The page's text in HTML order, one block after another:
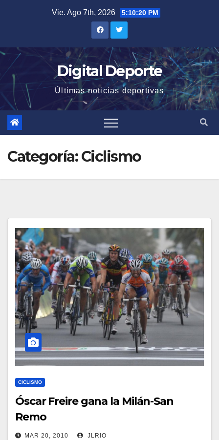
Vie. Ago 7th, 2026 5:10:21 PM
Digital Deporte
Últimas noticias deportivas
Categoría:Ciclismo
CICLISMO
Óscar Freire gana la Milán-San
Remo
MAR 20, 2010 JLRIO